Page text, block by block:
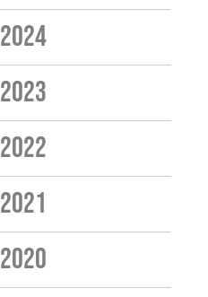
2024
2023
2022
2021
2020